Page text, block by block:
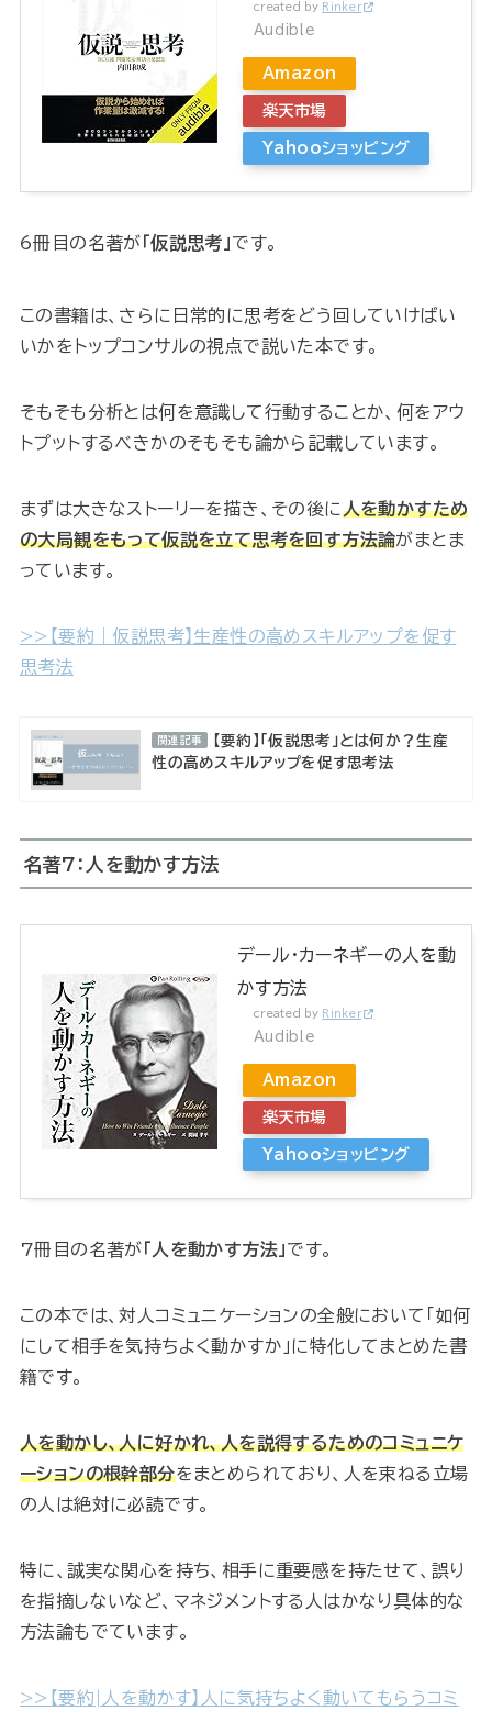
created by Rinker
Audible
Amazon
楽天市場
Yahooショッピング
6冊目の名著が 「仮説思考」です。
この書籍は、さらに日常的に思考をどう回していけばい
いかをトップコンサルの視点で説いた本です。
そもそも分析とは何を意識して行動することか、何をアウ
トプットするべきかのそもそも論から記載しています。
まずは大きなストーリーを描き、その後に人を動かすため
の大局観をもって仮説を立て思考を回す方法論がまとま
っています。
>>【要約｜仮説思考】生産性の高めスキルアップを促す
思考法
関連記事
【要約】「仮説思考」とは何か？生産
性の高めスキルアップを促す思考法
名著7：人を動かす方法
デール・カーネギーの人を動
かす方法
created by Rinker
Audible
Amazon
楽天市場
Yahooショッピング
7冊目の名著が「人を動かす方法」です。
この本では、対人コミュニケーションの全般において「如何
にして相手を気持ちよく動かすか」に特化してまとめた書
籍です。
人を動かし、人に好かれ、人を説得するためのコミュニケ
ーションの根幹部分をまとめられており、人を束ねる立場
の人は絶対に必読です。
特に、誠実な関心を持ち、相手に重要感を持たせて、誤り
を指摘しないなど、マネジメントする人はかなり具体的な
方法論もでています。
>>【要約|人を動かす】人に気持ちよく動いてもらうコミ